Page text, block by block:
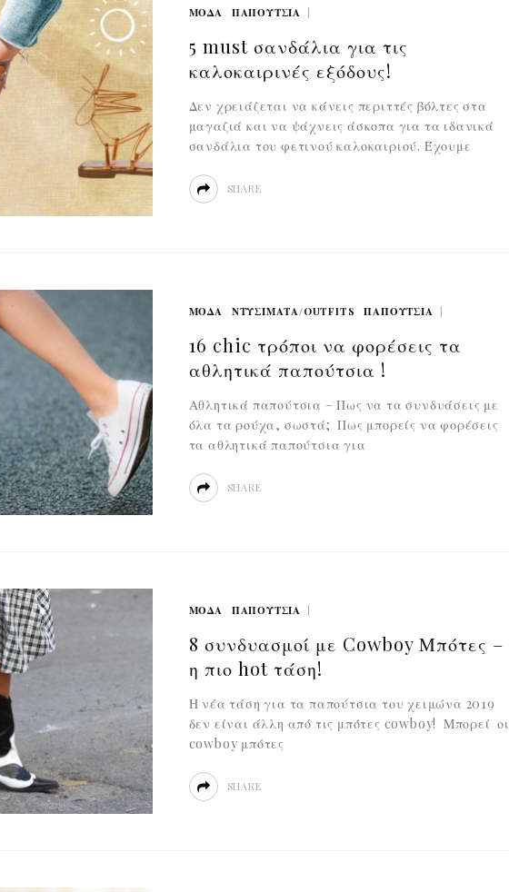
ΜΟΔΑ ΠΑΠΟΥΤΣΙΑ
5 must σανδάλια για τις
καλοκαιρινές εξόδους!
Δεν χρειάζεται να κάνεις περιττές βόλτες στα
μαγαζιά και να ψάχνεις άσκοπα για τα ιδανικά
σανδάλια του φετινού καλοκαιριού. Έχουμε
SHARE
ΜΟΔΑ ΝΤΥΣΊΜΑΤΑ/OUTFITS ΠΑΠΟΥΤΣΙΑ
16 chic τρόποι να φορέσεις τα
αθλητικά παπούτσια !
Αθλητικά παπούτσια – Πως να τα συνδυάσεις με
όλα τα ρούχα, σωστά; Πως μπορείς να φορέσεις
τα αθλητικά παπούτσια για
SHARE
ΜΟΔΑ ΠΑΠΟΥΤΣΙΑ
8 συνδυασμοί με Cowboy Μπότες –
η πιο hot τάση!
Η νέα τάση για τα παπούτσια του χειμώνα 2019
δεν είναι άλλη από τις μπότες cowboy! Μπορεί οι
cowboy μπότες
SHARE